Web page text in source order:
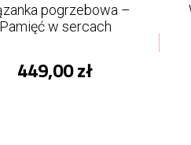
pogrzebowa –
Pamięć w sercach
449,00 zł